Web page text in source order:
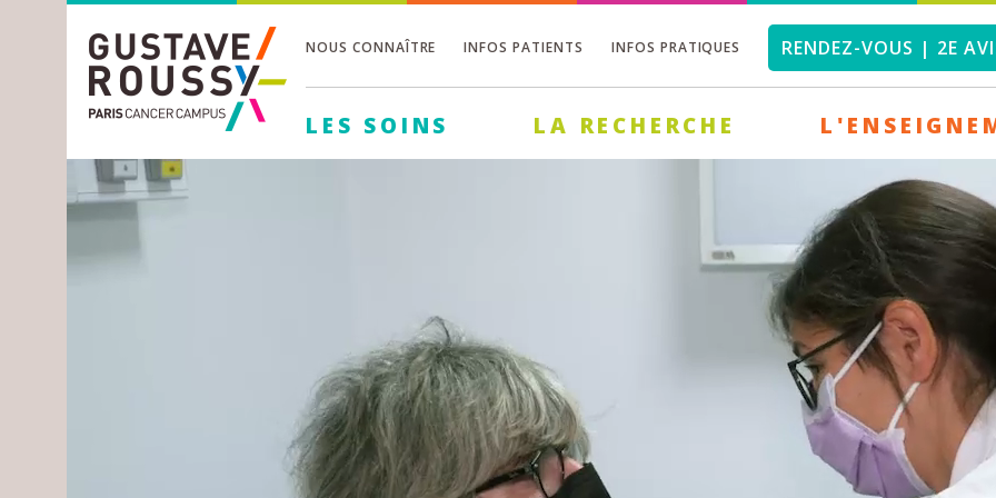
NOUS CONNAÎTRE INFOS PATIENTS INFOS PRATIQUES RENDEZ-VOUS | 2E
LES SOINS LA RECHERCHE